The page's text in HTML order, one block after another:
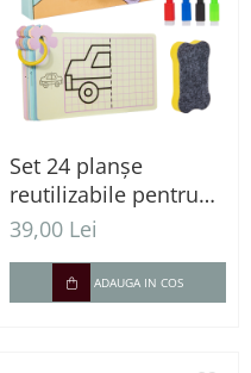
Set 24 planșe
reutilizabile pentru
desen simetric în
lavabile și burete de
șters
39,00 Lei
ADAUGA IN COS